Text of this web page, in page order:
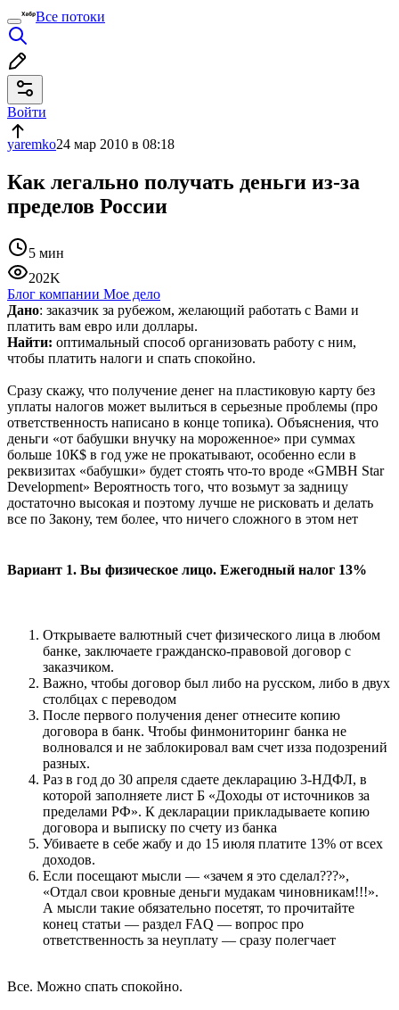
Все потоки
Войти
yaremko24 мар 2010 в 08:18
Как легально получать деньги из-за
пределов России
5 мин
202K
Блог компании Мое дело
Дано: заказчик за рубежом, желающий работать с Вами и
платить вам евро или доллары.
Найти: оптимальный способ организовать работу с ним,
чтобы платить налоги и спать спокойно.
Сразу скажу, что получение денег на пластиковую карту без
уплаты налогов может вылиться в серьезные проблемы (про
ответственность написано в конце топика). Объяснения, что
деньги «от бабушки внучку на мороженное» при суммах
больше 10К$ в год уже не прокатывают, особенно если в
реквизитах «бабушки» будет стоять что-то вроде «GMBH Star
Development» Вероятность того, что возьмут за задницу
достаточно высокая и поэтому лучше не рисковать и делать
все по Закону, тем более, что ничего сложного в этом нет
Вариант 1. Вы физическое лицо. Ежегодный налог 13%
Открываете валютный счет физического лица в любом
банке, заключаете гражданско-правовой договор с
заказчиком.
Важно, чтобы договор был либо на русском, либо в двух
столбцах с переводом
После первого получения денег отнесите копию
договора в банк. Чтобы финмониторинг банка не
волновался и не заблокировал вам счет изза подозрений
разных.
Раз в год до 30 апреля сдаете декларацию 3-НДФЛ, в
которой заполняете лист Б «Доходы от источников за
пределами РФ». К декларации прикладываете копию
договора и выписку по счету из банка
Убиваете в себе жабу и до 15 июля платите 13% от всех
доходов.
Если посещают мысли — «зачем я это сделал???»,
«Отдал свои кровные деньги мудакам чиновникам!!!».
А мысли такие обязательно посетят, то прочитайте
конец статьи — раздел FAQ — вопрос про
ответственность за неуплату — сразу полегчает
Все. Можно спать спокойно.